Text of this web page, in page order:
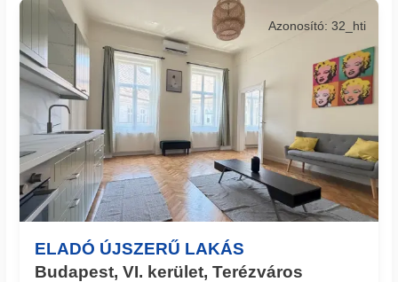
ELADÓ ÚJSZERŰ LAKÁS
Budapest, VI. kerület, Terézváros
Azonosító: 32_hti